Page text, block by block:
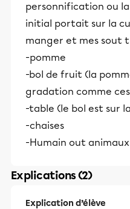
personnification ou
initial portait sur la
manger et mes sout
-pomme
-bol de fruit (la
gradation comme
-table (le bol est sur
-chaises
-Humain out animaux
Explications (2)
Explication d’élève